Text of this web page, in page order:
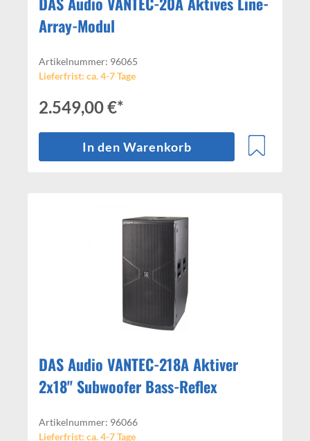
Array-Modul
Artikelnummer: 96065
Lieferfrist: ca. 4-7 Tage
2.549,00 €*
In den Warenkorb
DAS Audio VANTEC-218A Aktiver
2x18" Subwoofer Bass-Reflex
Artikelnummer: 96066
Lieferfrist: ca. 4-7 Tage